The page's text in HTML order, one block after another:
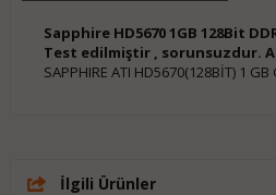
Sapphire HD5670 1GB 128Bit
Test edilmiştir , sorunsuzdur.
SAPPHIRE ATI HD5670(128BİT) 1 GB
İlgili Ürünler